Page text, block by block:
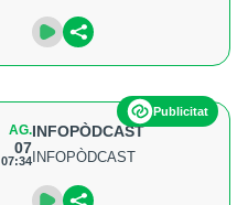
Publicitat
AG.
07
07:34
INFOPÒDCAST
INFOPÒDCAST